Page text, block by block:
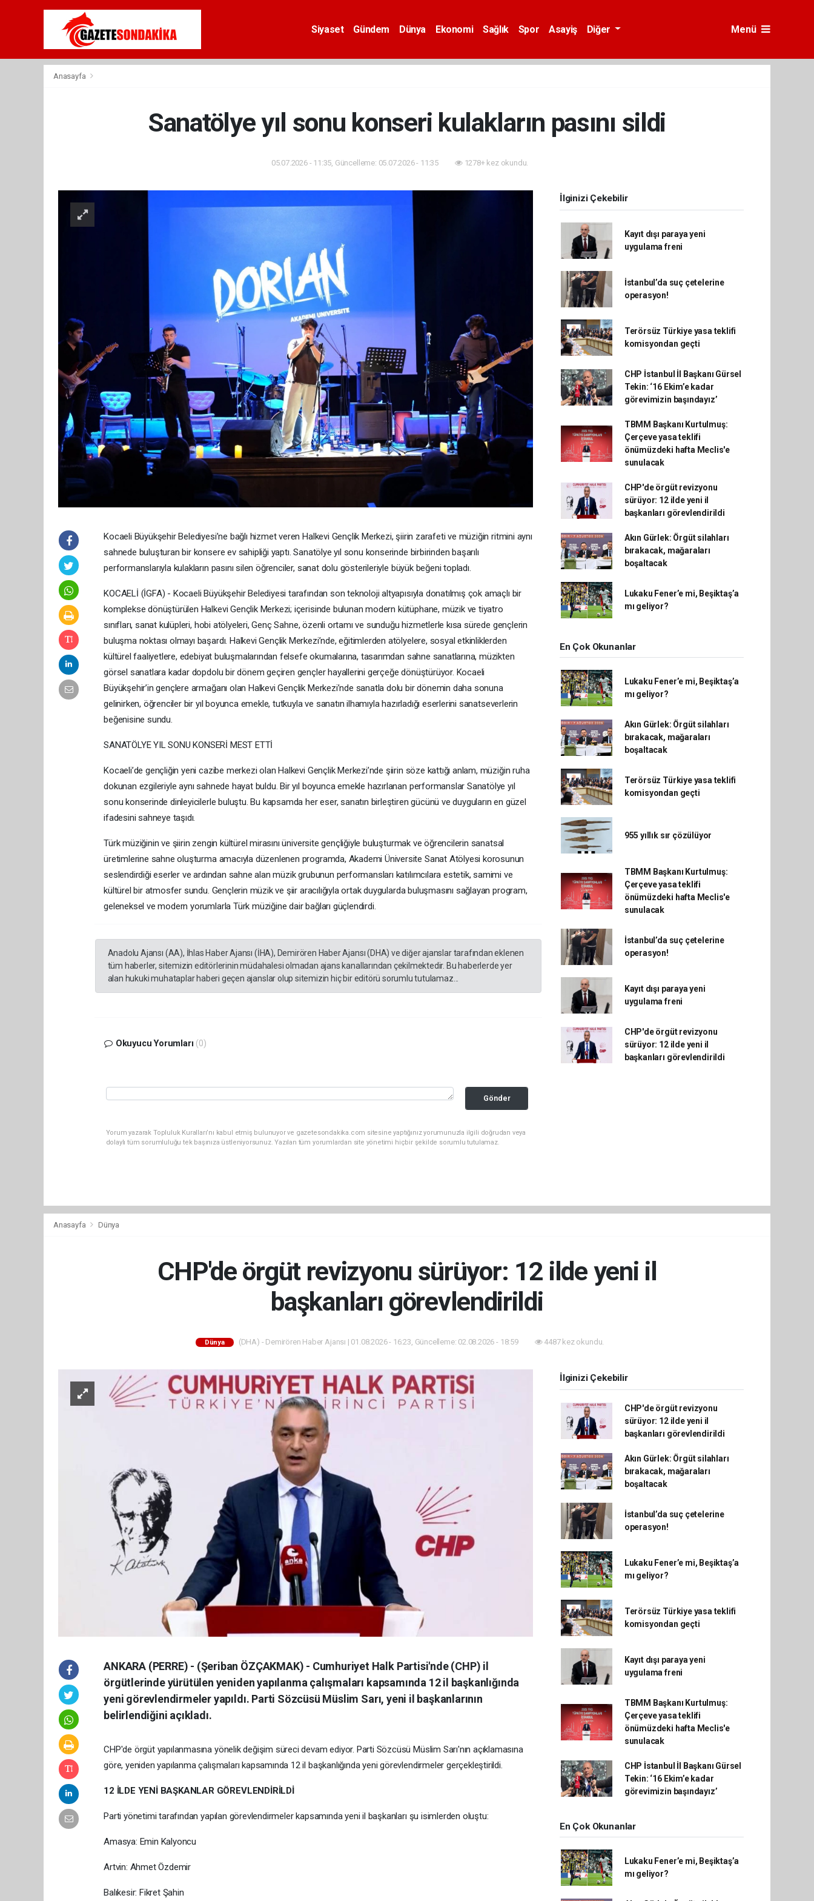
Siyaset Gündem Dünya Ekonomi Sağlık Spor Asayiş Diğer Menü
Anasayfa
Sanatölye yıl sonu konseri kulakların pasını sildi
05.07.2026 - 11:35, Güncelleme: 05.07.2026 - 11:35 1278+ kez okundu.
Kocaeli Büyükşehir Belediyesi’ne bağlı hizmet veren Halkevi Gençlik Merkezi, şiirin zarafeti ve müziğin ritmini aynı
sahnede buluşturan bir konsere ev sahipliği yaptı. Sanatölye yıl sonu konserinde birbirinden başarılı
performanslarıyla kulakların pasını silen öğrenciler, sanat dolu gösterileriyle büyük beğeni topladı.
KOCAELİ (İGFA) - Kocaeli Büyükşehir Belediyesi tarafından son teknoloji altyapısıyla donatılmış çok amaçlı bir
komplekse dönüştürülen Halkevi Gençlik Merkezi; içerisinde bulunan modern kütüphane, müzik ve tiyatro
sınıfları, sanat kulüpleri, hobi atölyeleri, Genç Sahne, özenli ortamı ve sunduğu hizmetlerle kısa sürede gençlerin
buluşma noktası olmayı başardı. Halkevi Gençlik Merkezi’nde, eğitimlerden atölyelere, sosyal etkinliklerden
kültürel faaliyetlere, edebiyat buluşmalarından felsefe okumalarına, tasarımdan sahne sanatlarına, müzikten
görsel sanatlara kadar dopdolu bir dönem geçiren gençler hayallerini gerçeğe dönüştürüyor. Kocaeli
Büyükşehir’in gençlere armağanı olan Halkevi Gençlik Merkezi’nde sanatla dolu bir dönemin daha sonuna
gelinirken, öğrenciler bir yıl boyunca emekle, tutkuyla ve sanatın ilhamıyla hazırladığı eserlerini sanatseverlerin
beğenisine sundu.
SANATÖLYE YIL SONU KONSERİ MEST ETTİ
Kocaeli’de gençliğin yeni cazibe merkezi olan Halkevi Gençlik Merkezi’nde şiirin söze kattığı anlam, müziğin ruha
dokunan ezgileriyle aynı sahnede hayat buldu. Bir yıl boyunca emekle hazırlanan performanslar Sanatölye yıl
sonu konserinde dinleyicilerle buluştu. Bu kapsamda her eser, sanatın birleştiren gücünü ve duyguların en güzel
ifadesini sahneye taşıdı.
Türk müziğinin ve şiirin zengin kültürel mirasını üniversite gençliğiyle buluşturmak ve öğrencilerin sanatsal
üretimlerine sahne oluşturma amacıyla düzenlenen programda, Akademi Üniversite Sanat Atölyesi korosunun
seslendirdiği eserler ve ardından sahne alan müzik grubunun performansları katılımcılara estetik, samimi ve
kültürel bir atmosfer sundu. Gençlerin müzik ve şiir aracılığıyla ortak duygularda buluşmasını sağlayan program,
geleneksel ve modern yorumlarla Türk müziğine dair bağları güçlendirdi.
Anadolu Ajansı (AA), İhlas Haber Ajansı (İHA), Demirören Haber Ajansı (DHA) ve diğer ajanslar tarafından eklenen
tüm haberler, sitemizin editörlerinin müdahalesi olmadan ajans kanallarından çekilmektedir. Bu haberlerde yer
alan hukuki muhataplar haberi geçen ajanslar olup sitemizin hiç bir editörü sorumlu tutulamaz...
Okuyucu Yorumları (0)
Gönder
Yorum yazarak Topluluk Kuralları’nı kabul etmiş bulunuyor ve gazetesondakika.com sitesine yaptığınız yorumunuzla ilgili doğrudan veya
dolaylı tüm sorumluluğu tek başınıza üstleniyorsunuz. Yazılan tüm yorumlardan site yönetimi hiçbir şekilde sorumlu tutulamaz.
İlginizi Çekebilir
Kayıt dışı paraya yeni
uygulama freni
İstanbul’da suç çetelerine
operasyon!
Terörsüz Türkiye yasa teklifi
komisyondan geçti
CHP İstanbul İl Başkanı Gürsel
Tekin: ‘16 Ekim’e kadar
görevimizin başındayız’
TBMM Başkanı Kurtulmuş:
Çerçeve yasa teklifi
önümüzdeki hafta Meclis'e
sunulacak
CHP'de örgüt revizyonu
sürüyor: 12 ilde yeni il
başkanları görevlendirildi
Akın Gürlek: Örgüt silahları
bırakacak, mağaraları
boşaltacak
Lukaku Fener’e mi, Beşiktaş’a
mı geliyor?
En Çok Okunanlar
Lukaku Fener’e mi, Beşiktaş’a
mı geliyor?
Akın Gürlek: Örgüt silahları
bırakacak, mağaraları
boşaltacak
Terörsüz Türkiye yasa teklifi
komisyondan geçti
955 yıllık sır çözülüyor
TBMM Başkanı Kurtulmuş:
Çerçeve yasa teklifi
önümüzdeki hafta Meclis'e
sunulacak
İstanbul’da suç çetelerine
operasyon!
Kayıt dışı paraya yeni
uygulama freni
CHP'de örgüt revizyonu
sürüyor: 12 ilde yeni il
başkanları görevlendirildi
Anasayfa Dünya
CHP'de örgüt revizyonu sürüyor: 12 ilde yeni il
başkanları görevlendirildi
Dünya (DHA) - Demirören Haber Ajansı | 01.08.2026 - 16:23, Güncelleme: 02.08.2026 - 18:59 4487 kez okundu.
ANKARA (PERRE) - (Şeriban ÖZÇAKMAK) - Cumhuriyet Halk Partisi'nde (CHP) il
örgütlerinde yürütülen yeniden yapılanma çalışmaları kapsamında 12 il başkanlığında
yeni görevlendirmeler yapıldı. Parti Sözcüsü Müslim Sarı, yeni il başkanlarının
belirlendiğini açıkladı.
CHP'de örgüt yapılanmasına yönelik değişim süreci devam ediyor. Parti Sözcüsü Müslim Sarı'nın açıklamasına
göre, yeniden yapılanma çalışmaları kapsamında 12 il başkanlığında yeni görevlendirmeler gerçekleştirildi.
12 İLDE YENİ BAŞKANLAR GÖREVLENDİRİLDİ
Parti yönetimi tarafından yapılan görevlendirmeler kapsamında yeni il başkanları şu isimlerden oluştu:
Amasya: Emin Kalyoncu
Artvin: Ahmet Özdemir
Balıkesir: Fikret Şahin
İlginizi Çekebilir
CHP'de örgüt revizyonu
sürüyor: 12 ilde yeni il
başkanları görevlendirildi
Akın Gürlek: Örgüt silahları
bırakacak, mağaraları
boşaltacak
İstanbul’da suç çetelerine
operasyon!
Lukaku Fener’e mi, Beşiktaş’a
mı geliyor?
Terörsüz Türkiye yasa teklifi
komisyondan geçti
Kayıt dışı paraya yeni
uygulama freni
TBMM Başkanı Kurtulmuş:
Çerçeve yasa teklifi
önümüzdeki hafta Meclis'e
sunulacak
CHP İstanbul İl Başkanı Gürsel
Tekin: ‘16 Ekim’e kadar
görevimizin başındayız’
En Çok Okunanlar
Lukaku Fener’e mi, Beşiktaş’a
mı geliyor?